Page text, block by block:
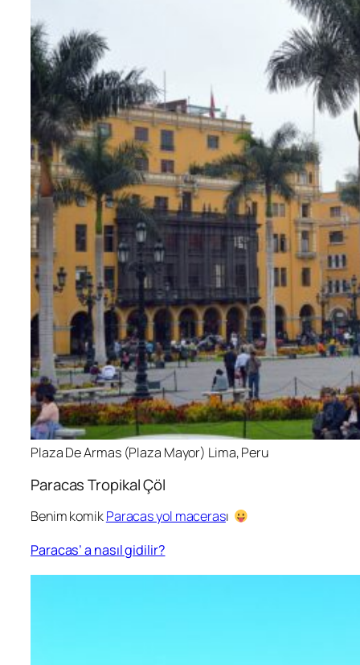
Plaza De Armas (Plaza Mayor) Lima, Peru
Paracas Tropikal Çöl
Benim komikParacas yol macerası
Paracas’ a nasıl gidilir?